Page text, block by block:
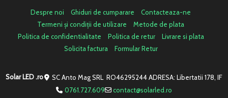
Despre noi Ghiduri de cumparare
Contacteaza-ne
Termeni și condiții de utilizare
Metode de plata
Politica de confidentialitate
Politica de retur
Livrare si plata
Solicita factura
Formular Retur
Solar LED .ro
SC Anto Mag SRL RO46295244 ADRESA: Libertatii 178, IF
0761.727.609
contact@solarled.ro